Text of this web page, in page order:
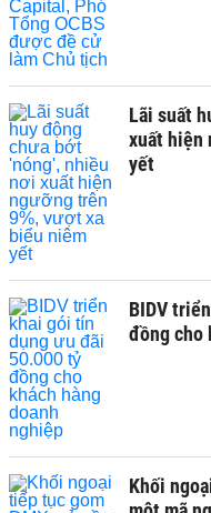
Lãi suất
xuất hiện
yết
BIDV
đồng cho
Khối